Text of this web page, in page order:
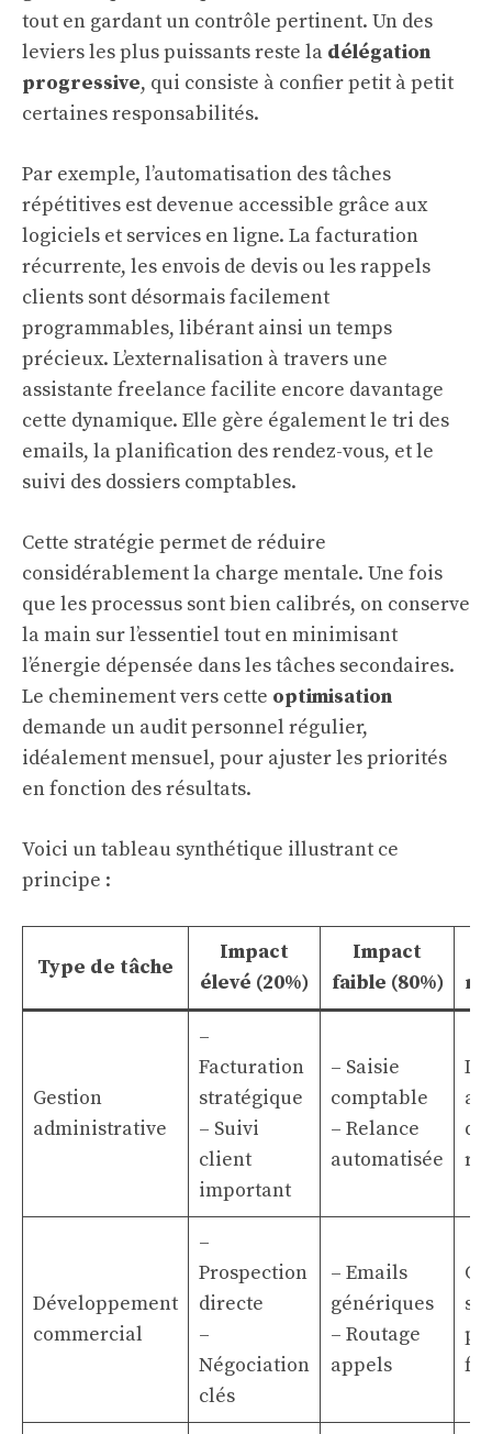
tout en gardant un contrôle pertinent. Un des
leviers les plus puissants reste la délégation
progressive, qui consiste à confier petit à petit
certaines responsabilités.
Par exemple, l’automatisation des tâches
répétitives est devenue accessible grâce aux
logiciels et services en ligne. La facturation
récurrente, les envois de devis ou les rappels
clients sont désormais facilement
programmables, libérant ainsi un temps
précieux. L’externalisation à travers une
assistante freelance facilite encore davantage
cette dynamique. Elle gère également le tri des
emails, la planification des rendez-vous, et le
suivi des dossiers comptables.
Cette stratégie permet de réduire
considérablement la charge mentale. Une fois
que les processus sont bien calibrés, on conserve
la main sur l’essentiel tout en minimisant
l’énergie dépensée dans les tâches secondaires.
Le cheminement vers cette optimisation
demande un audit personnel régulier,
idéalement mensuel, pour ajuster les priorités
en fonction des résultats.
Voici un tableau synthétique illustrant ce
principe :
Type de tâche
Impact
élevé (20%)
Impact
faible (80%)
Gestion
administrative
–
Facturation
stratégique
– Suivi
client
important
– Saisie
comptable
– Relance
automatisée
Développement
commercial
–
Prospection
directe
–
Négociation
clés
– Emails
génériques
– Routage
appels